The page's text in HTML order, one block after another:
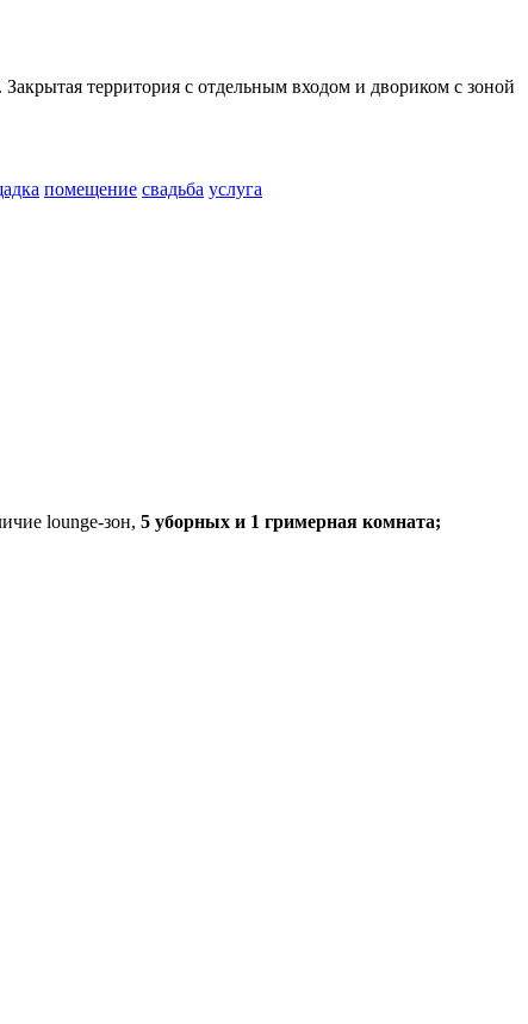
территория с отдельным входом и двориком с зоной
помещение свадьба услуга
lounge-зон, 5 уборных и 1 гримерная комната;